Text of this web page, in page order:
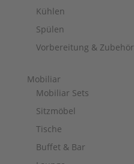
Kühlen
Spülen
Vorbereitung & Zubehör
Mobiliar
Mobiliar Sets
Sitzmöbel
Tische
Buffet & Bar